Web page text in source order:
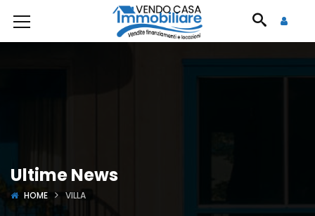
Ultime News
HOME VILLA